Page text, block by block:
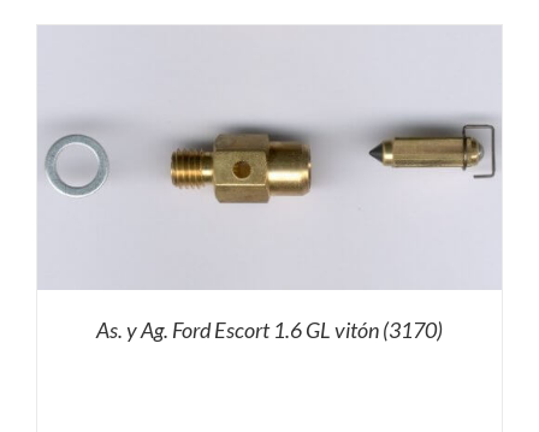
As. y Ag. Ford Escort 1.6 GL vitón (3170)